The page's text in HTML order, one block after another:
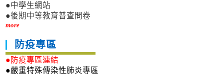
●中學生網站
●後期中等教育普查問卷
more
防疫專區
●防疫專區連結
●嚴重特殊傳染性肺炎專區